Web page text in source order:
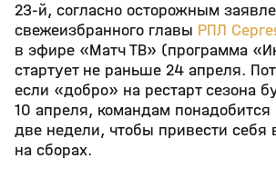
23-й, согласно осторожным
свежеизбранного главы РПЛ
в эфире «Матч ТВ» (программа
стартует не раньше 24 апреля.
если «добро» на рестарт сезона
10 апреля, командам
две недели, чтобы привести себя
на сборах.